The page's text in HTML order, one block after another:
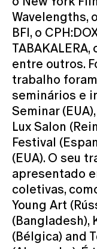
Wavelengths,
BFI, o
entre outros.
trabalho
seminários e
Seminar
Lux Salon
Festival
(EUA). O seu
apresentado
coletivas,
Young Art
(Bangladesh),
(Bélgica) and